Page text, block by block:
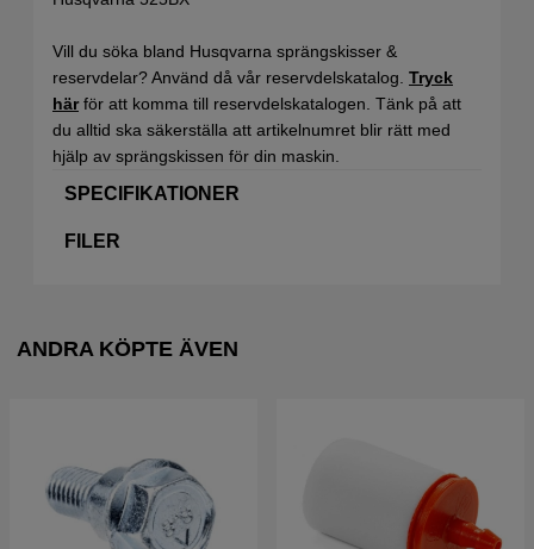
Vill du söka bland Husqvarna sprängskisser &
reservdelar? Använd då vår reservdelskatalog. Tryck
härför att komma till reservdelskatalogen. Tänk på att
du alltid ska säkerställa att artikelnumret blir rätt med
hjälp av sprängskissen för din maskin.
SPECIFIKATIONER
FILER
ANDRA KÖPTE ÄVEN